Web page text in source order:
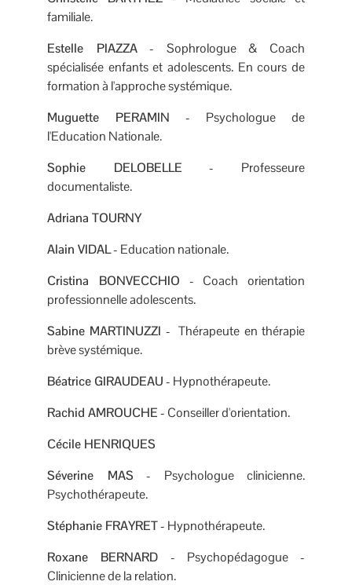
familiale.
Estelle PIAZZA- Sophrologue & Coach
spécialisée enfants et adolescents. En cours de
formation à l'approche systémique.
Muguette PERAMIN - Psychologue de
l'Education Nationale.
Sophie DELOBELLE - Professeure
documentaliste.
Adriana TOURNY
Alain VIDAL- Education nationale.
Cristina BONVECCHIO - Coach orientation
professionnelle adolescents.
Sabine MARTINUZZI - Thérapeute en thérapie
brève systémique.
Béatrice GIRAUDEAU- Hypnothérapeute.
Rachid AMROUCHE- Conseiller d'orientation.
Cécile HENRIQUES
Séverine MAS - Psychologue clinicienne.
Psychothérapeute.
Stéphanie FRAYRET- Hypnothérapeute.
Roxane BERNARD - Psychopédagogue -
Clinicienne de la relation.